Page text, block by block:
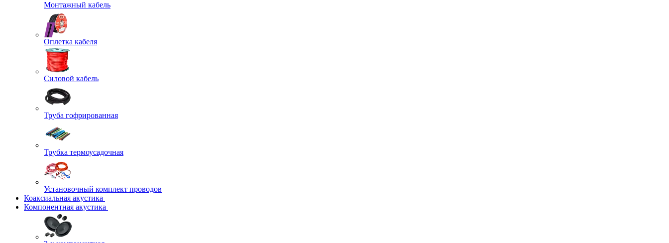
Монтажный кабель
Оплетка кабеля
Силовой кабель
Труба гофрированная
Трубка термоусадочная
Установочный комплект проводов
Коаксиальная акустика
Компонентная акустика